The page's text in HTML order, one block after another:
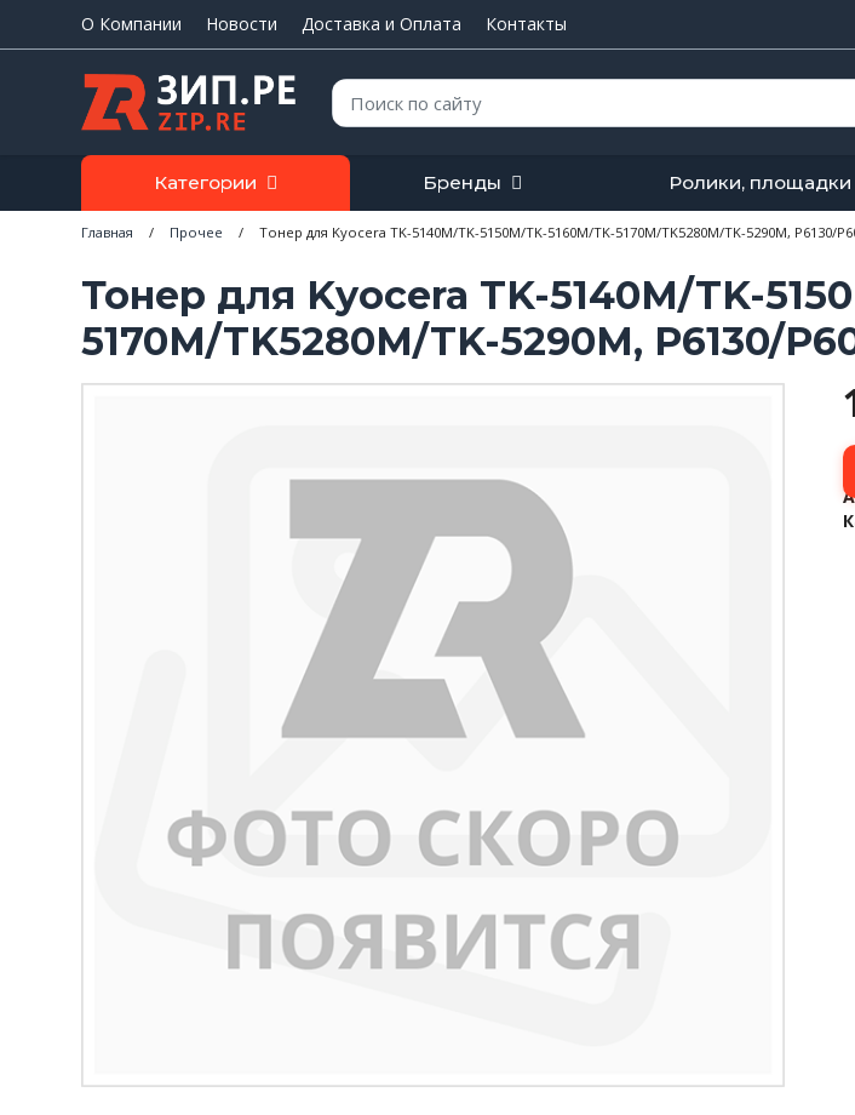
О Компании Новости Доставка и Оплата Контакты
Поиск:
Категории Бренды Ролики, площадки
Главная / Прочее / Тонер для Kyocera TK-5140M/TK-5150M/TK-5160M/TK-5170M/TK5280M/TK-5290M, P6130/
Тонер для Kyocera TK-5140M/TK-
5170M/TK5280M/TK-5290M, P6130/